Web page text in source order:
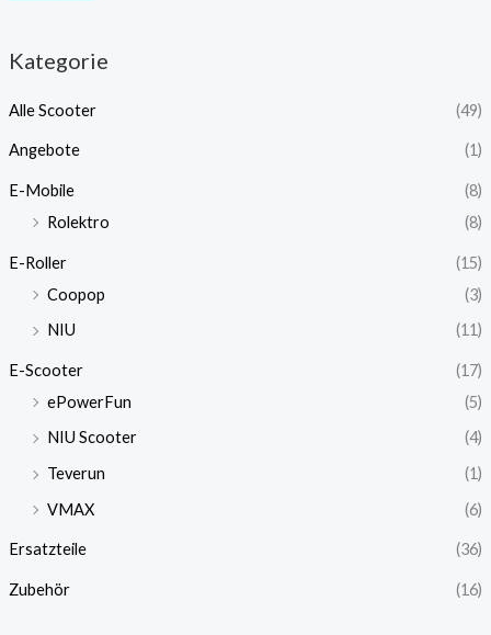
Kategorie
Alle Scooter (49)
Angebote (1)
E-Mobile
(8)
Rolektro
(8)
E-Roller
(15)
Coopop
(3)
NIU
(11)
E-Scooter
(17)
ePowerFun
(5)
NIU Scooter
(4)
Teverun
(1)
VMAX
(6)
Ersatzteile (36)
Zubehör (16)